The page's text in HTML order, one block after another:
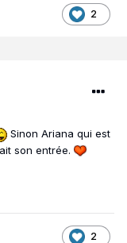
2
Sinon Ariana qui est
son entrée.
2